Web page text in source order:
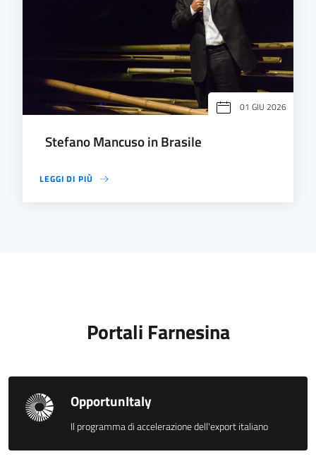
01 GIU 2026
Stefano Mancuso in Brasile
LEGGI DI PIÙ
Portali Farnesina
OpportunItaly
Il programma di accelerazione dell'export italiano